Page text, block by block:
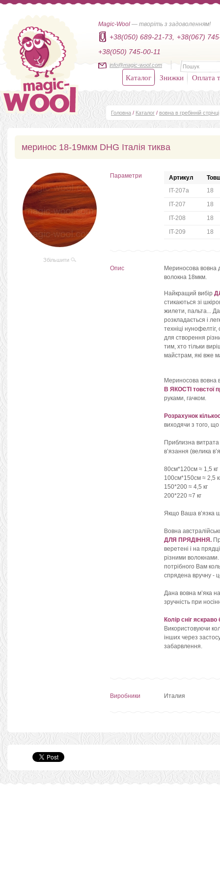
Magic-Wool — творіть з задоволенням!
+38(050) 689-21-73,
+38(067)
+38(050) 745-00-11
info@magic-wool.com
Каталог Знижки Оплата
Головна / Каталог / вовна в гребінній стрічці
меринос 18-19мкм DHG Італія тиква
Збільшити
Параметри Артикул
IT-207a
18
IT-207
18
IT-208
18
IT-209
18
Опис
Мериносова вовна
волокна 18мкм.
Найкращий вибір
стикаються зі
жилети, пальта...
розкладається і
техніці
для створення
тим, хто тільки
майстрам, які вже
Мериносова вовна
В ЯКОСТІ товстої
руками, гачком.
Розрахунок
виходячи з того,
Приблизна
в’язання (велика
80см*120см ≈ 1,5 кг
100см*150см ≈ 2,5
150*200 ≈ 4,5 кг
200*220 ≈7 кг
Якщо Ваша в’язка
Вовна
ДЛЯ ПРЯДІННЯ.
веретені і на
різними
потрібного Вам
спрядена вручну -
Дана вовна м’яка
зручність при
Колір сніг
Використовуючи
інших через
забарвлення.
Виробники Италия